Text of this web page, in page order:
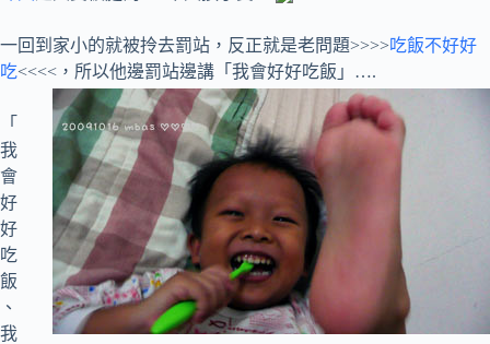
一回到家小的就被拎去罰站，反正就是老問題>>>>吃飯不好好
吃<<<<，所以他邊罰站邊講「我會好好吃飯」….
「
我
會
好
好
吃
飯
、
我